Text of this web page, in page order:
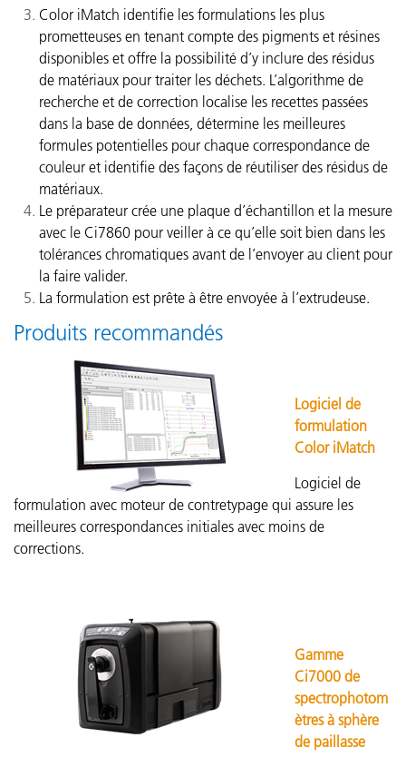
Color iMatch identifie les formulations les plus
prometteuses en tenant compte des pigments et résines
disponibles et offre la possibilité d’y inclure des résidus
de matériaux pour traiter les déchets. L’algorithme de
recherche et de correction localise les recettes passées
dans la base de données, détermine les meilleures
formules potentielles pour chaque correspondance de
couleur et identifie des façons de réutiliser des résidus de
matériaux.
Le préparateur crée une plaque d’échantillon et la mesure
avec le Ci7860 pour veiller à ce qu’elle soit bien dans les
tolérances chromatiques avant de l’envoyer au client pour
la faire valider.
La formulation est prête à être envoyée à l’extrudeuse.
Produits recommandés
Logiciel de
formulation
Color iMatch
Logiciel de
formulation avec moteur de contretypage qui assure les
meilleures correspondances initiales avec moins de
corrections.
Gamme
Ci7000 de
spectrophotom
ètres à sphère
de paillasse